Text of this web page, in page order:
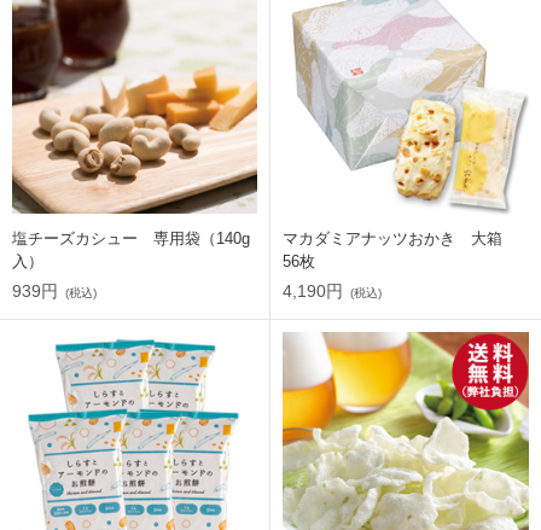
塩チーズカシュー 専用袋（140g
入）
939円 (税込)
マカダミアナッツおかき 大箱
56枚
4,190円 (税込)